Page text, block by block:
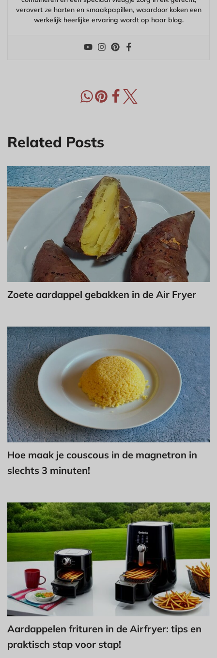
verovert ze harten en smaakpapillen, waardoor koken een
werkelijk heerlijke ervaring wordt op haar blog.
Related Posts
Zoete aardappel gebakken in de Air Fryer
Hoe maak je couscous in de magnetron in
slechts 3 minuten!
Aardappelen frituren in de Airfryer: tips en
praktisch stap voor stap!